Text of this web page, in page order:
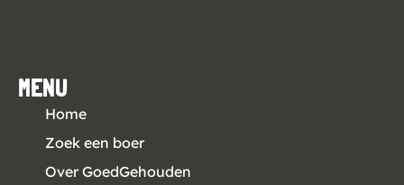
MENU
Home
Zoek een boer
Over GoedGehouden